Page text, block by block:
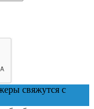
свяжутся с